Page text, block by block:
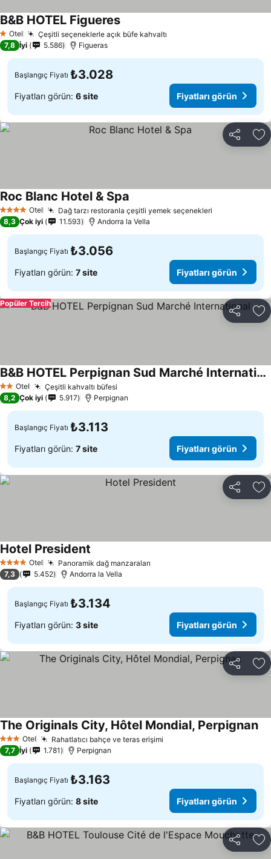
1 Yıldız
Otel Çeşitli seçeneklerle açık büfe kahvaltı
B&B HOTEL Figueres
7,8 İyi 5.586 Figueras
Başlangıç Fiyatı ₺3.028
Fiyatları görün: 6 site Fiyatları görün
Paylaş
4 Yıldız Otel Dağ tarzı restoranla çeşitli yemek seçenekleri
Roc Blanc Hotel & Spa
8,3 Çok iyi 11.593 Andorra la Vella
Başlangıç Fiyatı ₺3.056
Fiyatları görün: 7 site Fiyatları görün
Paylaş
Popüler Tercih
2 Yıldız
Otel Çeşitli kahvaltı büfesi
B&B HOTEL Perpignan Sud Marché International
8,2 Çok iyi 5.917 Perpignan
Başlangıç Fiyatı ₺3.113
Fiyatları görün: 7 site Fiyatları görün
Paylaş
4 Yıldız Otel Panoramik dağ manzaraları
Hotel President
7,3 5.452 Andorra la Vella
Başlangıç Fiyatı ₺3.134
Fiyatları görün: 3 site Fiyatları görün
Paylaş
3 YıldızOtel Rahatlatıcı bahçe ve teras erişimi
The Originals City, Hôtel Mondial, Perpignan
7,7 İyi 1.781 Perpignan
Başlangıç Fiyatı ₺3.163
Fiyatları görün: 8 site Fiyatları görün
Paylaş